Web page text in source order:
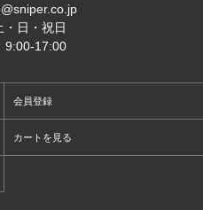
・日・祝日
9:00-17:00
会員登録
カートを見る